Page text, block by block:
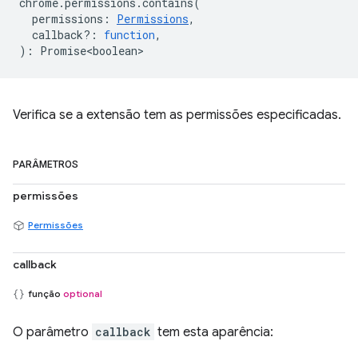
permissions : Permissions,
callback? : function,
) : Promise<boolean>
Verifica se a extensão tem as permissões especificadas.
PARÂMETROS
permissões
Permissões
callback
função optional
O parâmetro callback tem esta aparência: